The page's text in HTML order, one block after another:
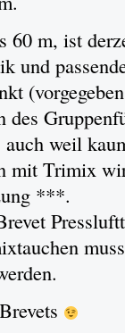
60 m, ist
und
des
weil
mit Trimix
***.